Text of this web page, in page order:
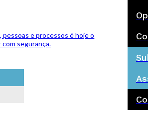
e processos é hoje o
com segurança.